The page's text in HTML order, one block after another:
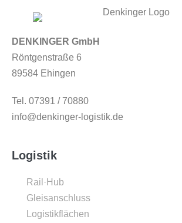
DENKINGER GmbH
Röntgenstraße 6
89584 Ehingen
Tel. 07391 / 70880
info@denkinger-logistik.de
Logistik
Rail·Hub
Gleisanschluss
Logistikflächen